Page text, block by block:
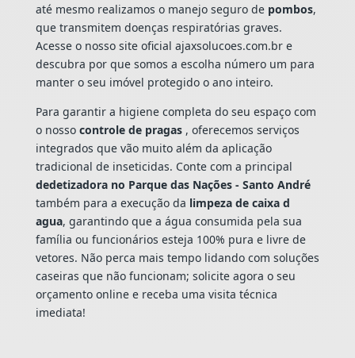
até mesmo realizamos o manejo seguro de pombos,
que transmitem doenças respiratórias graves.
Acesse o nosso site oficial ajaxsolucoes.com.br e
descubra por que somos a escolha número um para
manter o seu imóvel protegido o ano inteiro.
Para garantir a higiene completa do seu espaço com
o nosso controle de pragas , oferecemos serviços
integrados que vão muito além da aplicação
tradicional de inseticidas. Conte com a principal
dedetizadora no Parque das Nações - Santo André
também para a execução da limpeza de caixa d
agua, garantindo que a água consumida pela sua
família ou funcionários esteja 100% pura e livre de
vetores. Não perca mais tempo lidando com soluções
caseiras que não funcionam; solicite agora o seu
orçamento online e receba uma visita técnica
imediata!